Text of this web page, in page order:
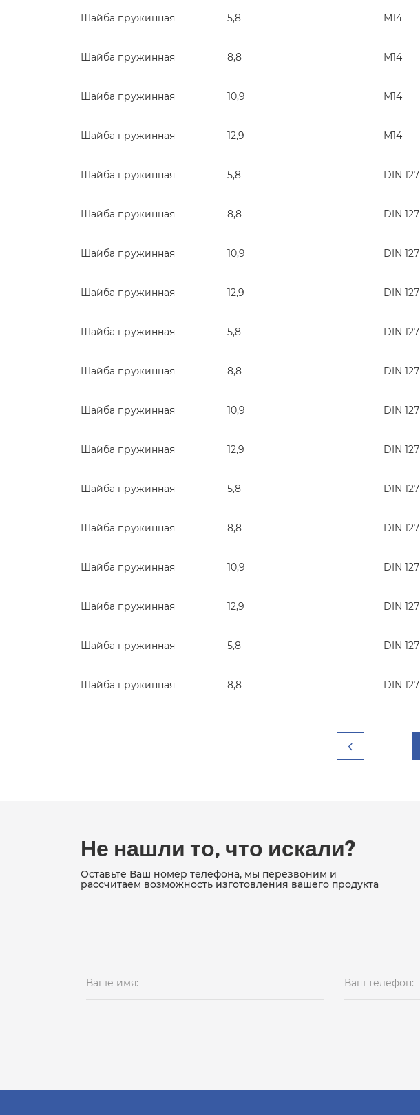
Шайба пружинная 5,8 М14
Шайба пружинная 8,8 М14
Шайба пружинная 10,9 М14
Шайба пружинная 12,9 М14
Шайба пружинная 5,8 DIN 127
Шайба пружинная 8,8 DIN 127
Шайба пружинная 10,9 DIN 127
Шайба пружинная 12,9 DIN 127
Шайба пружинная 5,8 DIN 127
Шайба пружинная 8,8 DIN 127
Шайба пружинная 10,9 DIN 127
Шайба пружинная 12,9 DIN 127
Шайба пружинная 5,8 DIN 127
Шайба пружинная 8,8 DIN 127
Шайба пружинная 10,9 DIN 127
Шайба пружинная 12,9 DIN 127
Шайба пружинная 5,8 DIN 127
Шайба пружинная 8,8 DIN 127
Не нашли то, что искали?
Оставьте Ваш номер телефона, мы перезвоним и
рассчитаем возможность изготовления вашего продукта
Ваше имя: Ваш телефон: